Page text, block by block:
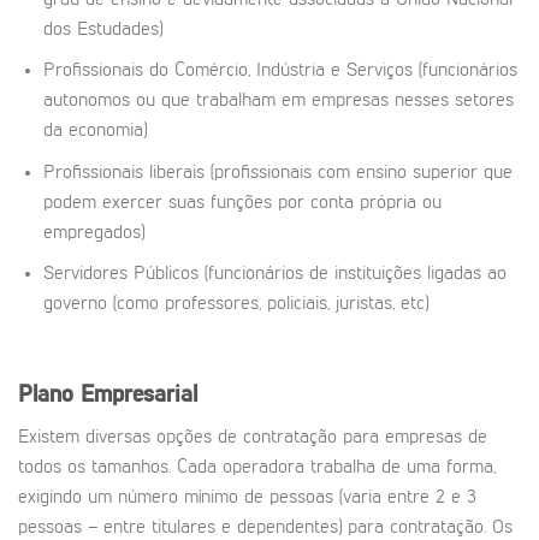
dos Estudades)
Profissionais do Comércio, Indústria e Serviços (funcionários
autonomos ou que trabalham em empresas nesses setores
da economia)
Profissionais liberais (profissionais com ensino superior que
podem exercer suas funções por conta própria ou
empregados)
Servidores Públicos (funcionários de instituições ligadas ao
governo (como professores, policiais, juristas, etc)
Plano Empresarial
Existem diversas opções de contratação para empresas de
todos os tamanhos. Cada operadora trabalha de uma forma,
exigindo um número mínimo de pessoas (varia entre 2 e 3
pessoas – entre titulares e dependentes) para contratação. Os